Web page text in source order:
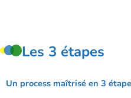
Les 3 étapes
Un process maîtrisé en 3